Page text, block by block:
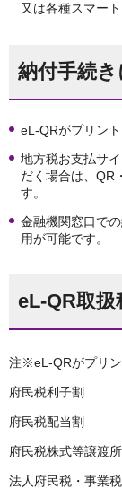
又は各種スマー
納付手続
eL-QRがプリン
地方税お支払サ
だく場合は、QR
す。
金融機関窓口で
用が可能です。
eL-QR取扱
注※eL-QRがプリン
府民税利子割
府民税配当割
府民税株式等譲渡
法人府民税・事業